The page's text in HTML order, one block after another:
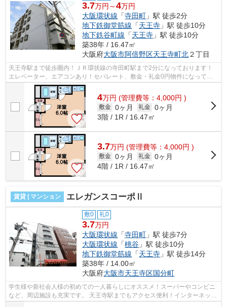
3.7万円～4万円
大阪環状線 「寺田町 」駅 徒歩2分
地下鉄御堂筋線 「天王寺 」駅 徒歩10分
地下鉄谷町線 「天王寺 」駅 徒歩10分
築38年 / 16.47㎡
大阪府大阪市阿倍野区天王寺町北２丁目
天王寺駅まで徒歩圏内！ＪＲ環状線の寺田町駅まで2分になっております！
エレベーター、エアコンあり！セパレート、敷金・礼金0円物件になってお
ります。 ■□■□■□■□■□■□■□■□■□■□■□■□■...
4万円 (管理費等：4,000円 )
敷金 0ヶ月 礼金 0ヶ月
3階 / 1R / 16.47㎡
3.7万円 (管理費等：4,000円 )
敷金 0ヶ月 礼金 0ヶ月
4階 / 1R / 16.47㎡
賃貸 | マンション エレガンスコーポⅡ
敷0 礼0
3.7万円
大阪環状線 「寺田町 」駅 徒歩7分
大阪環状線 「桃谷 」駅 徒歩10分
地下鉄御堂筋線 「天王寺 」駅 徒歩14分
築38年 / 14.00㎡
大阪府大阪市天王寺区国分町
学生様や新社会人様の初めての一人暮らしにオススメ！スーパーやコンビニ
など、周辺施設も充実です。 天王寺駅までもアクセス便利！インターネット